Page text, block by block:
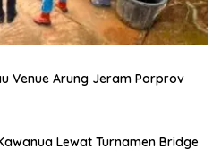
Venue Arung Jeram Porprov
Lewat Turnamen Bridge